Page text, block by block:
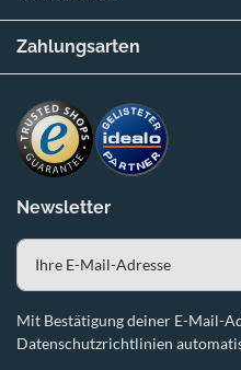
Newsletter
Mit Bestätigung deiner E-Mail-
Datenschutzrichtlinien
Zahlungsarten